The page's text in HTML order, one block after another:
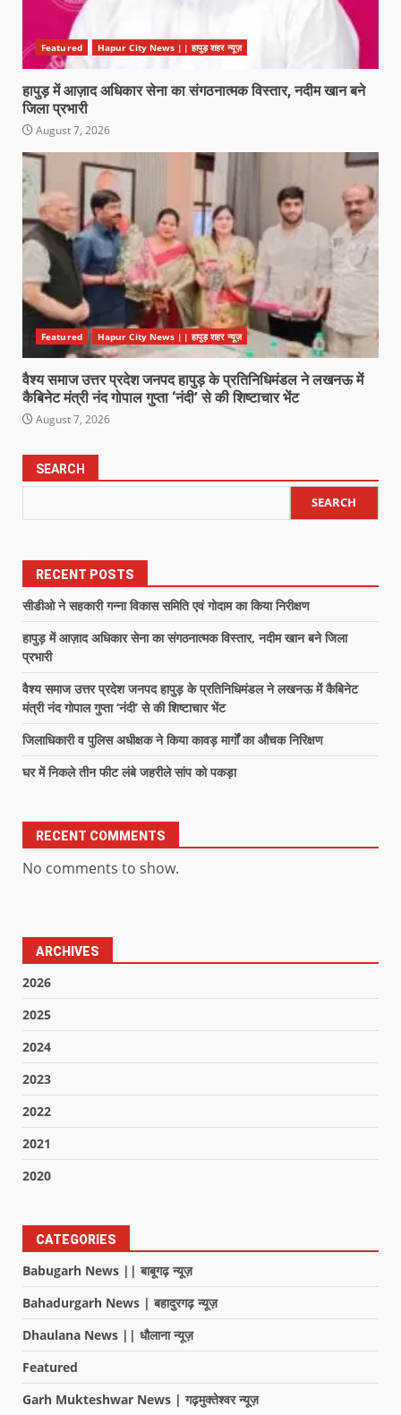
Featured Hapur City News || हापुड़ शहर न्यूज़
हापुड़ में आज़ाद अधिकार सेना का संगठनात्मक विस्तार, नदीम खान बने
जिला प्रभारी
August 7, 2026
Featured Hapur City News || हापुड़ शहर न्यूज़
वैश्य समाज उत्तर प्रदेश जनपद हापुड़ के प्रतिनिधिमंडल ने लखनऊ में
कैबिनेट मंत्री नंद गोपाल गुप्ता ‘नंदी’ से की शिष्टाचार भेंट
August 7, 2026
SEARCH
SEARCH
RECENT POSTS
सीडीओ ने सहकारी गन्ना विकास समिति एवं गोदाम का किया निरीक्षण
हापुड़ में आज़ाद अधिकार सेना का संगठनात्मक विस्तार, नदीम खान बने जिला
प्रभारी
वैश्य समाज उत्तर प्रदेश जनपद हापुड़ के प्रतिनिधिमंडल ने लखनऊ में कैबिनेट
मंत्री नंद गोपाल गुप्ता ‘नंदी’ से की शिष्टाचार भेंट
जिलाधिकारी व पुलिस अधीक्षक ने किया कावड़ मार्गों का औचक निरिक्षण
घर में निकले तीन फीट लंबे जहरीले सांप को पकड़ा
RECENT COMMENTS
No comments to show.
ARCHIVES
2026
2025
2024
2023
2022
2021
2020
CATEGORIES
Babugarh News || बाबूगढ़ न्यूज़
Bahadurgarh News | बहादुरगढ़ न्यूज़
Dhaulana News || धौलाना न्यूज़
Featured
Garh Mukteshwar News | गढ़मुक्तेश्वर न्यूज़